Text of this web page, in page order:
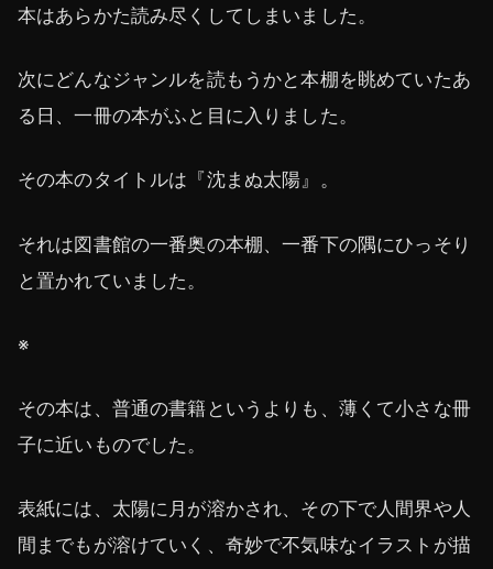
本はあらかた読み尽くしてしまいました。
次にどんなジャンルを読もうかと本棚を眺めていたあ
る日、一冊の本がふと目に入りました。
その本のタイトルは『沈まぬ太陽』。
それは図書館の一番奥の本棚、一番下の隅にひっそり
と置かれていました。
※
その本は、普通の書籍というよりも、薄くて小さな冊
子に近いものでした。
表紙には、太陽に月が溶かされ、その下で人間界や人
間までもが溶けていく、奇妙で不気味なイラストが描